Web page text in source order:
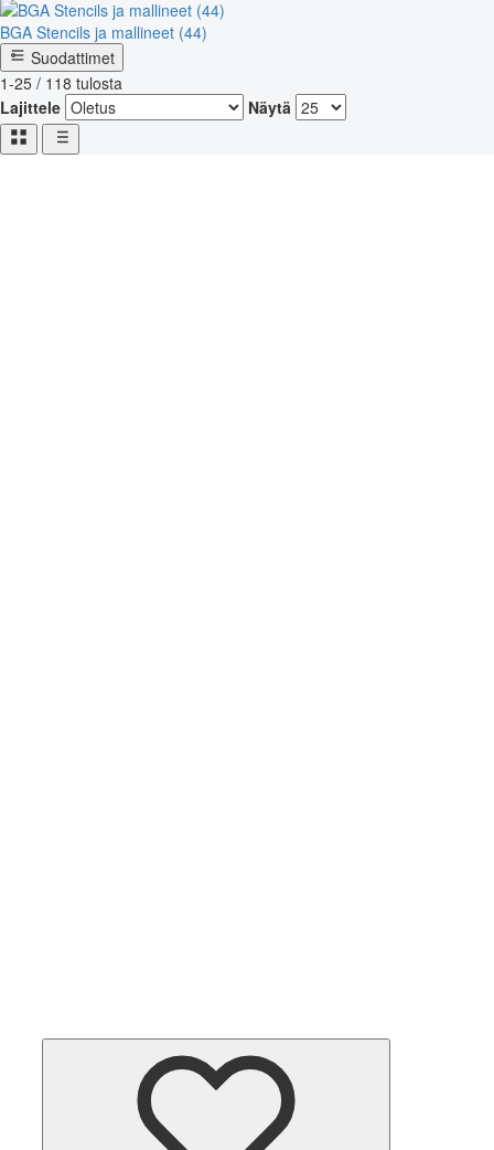
BGA Stencils ja mallineet (44)
Suodattimet
1-25 / 118 tulosta
Lajittele
Näytä